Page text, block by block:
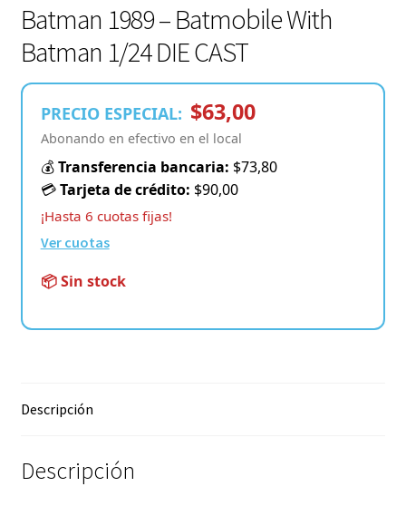
Batman 1989 – Batmobile With
Batman 1/24 DIE CAST
PRECIO ESPECIAL: $63,00
Abonando en efectivo en el local
💰Transferencia bancaria: $73,80
💳Tarjeta de crédito: $90,00
¡Hasta 6 cuotas fijas!
Ver cuotas
📦 Sin stock
Descripción
Descripción